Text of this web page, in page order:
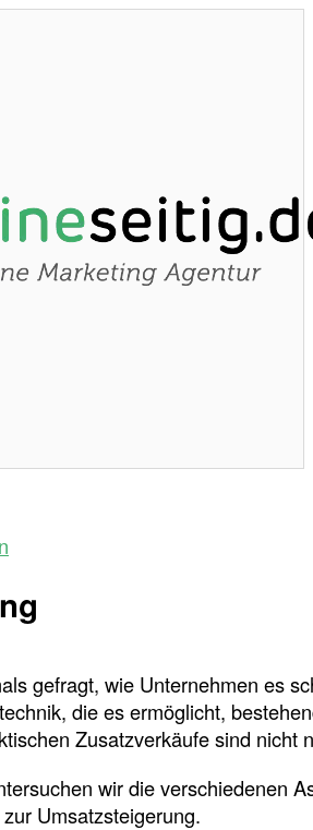
gefragt, wie Unternehmen es
die es ermöglicht,
Zusatzverkäufe sind
wir die verschiedenen
Umsatzsteigerung.